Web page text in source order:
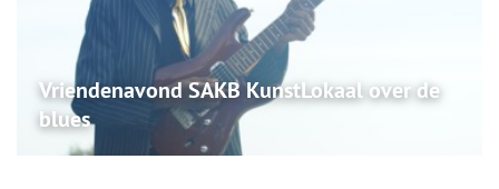
Vriendenavond SAKB KunstLokaal over de
blues